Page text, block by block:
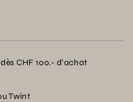
CHF 100.- d’achat
Twint